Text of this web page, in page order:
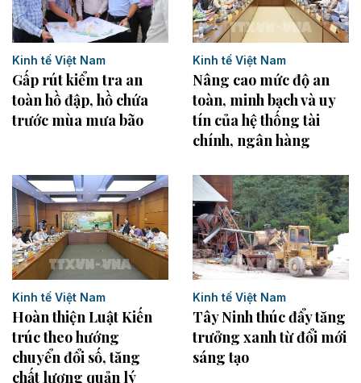
Kinh tế Việt Nam
Gấp rút kiểm tra an
toàn hồ đập, hồ chứa
trước mùa mưa bão
Kinh tế Việt Nam
Nâng cao mức độ an
toàn, minh bạch và uy
tín của hệ thống tài
chính, ngân hàng
Kinh tế Việt Nam
Hoàn thiện Luật Kiến
trúc theo hướng
chuyển đổi số, tăng
chất lượng quản lý
Kinh tế Việt Nam
Tây Ninh thúc đẩy tăng
trưởng xanh từ đổi mới
sáng tạo